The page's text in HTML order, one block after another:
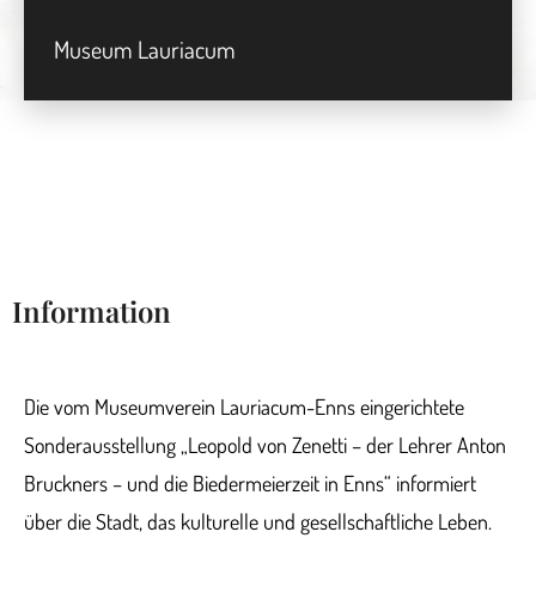
Museum Lauriacum
Information
Die vom Museumverein Lauriacum-Enns eingerichtete
Sonderausstellung „Leopold von Zenetti – der Lehrer Anton
Bruckners – und die Biedermeierzeit in Enns“ informiert
über die Stadt, das kulturelle und gesellschaftliche Leben.